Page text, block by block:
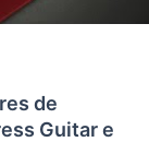
de
Guitar e